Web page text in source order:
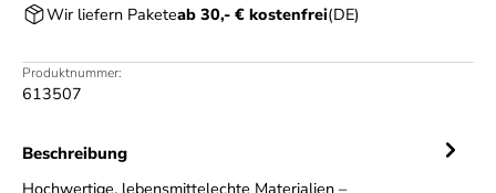
Wir liefern Paketeab 30,- € kostenfrei(DE)
Produktnummer:
613507
Beschreibung
Hochwertige, lebensmittelechte Materialien –